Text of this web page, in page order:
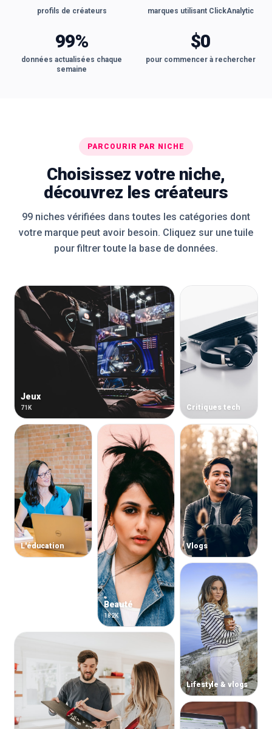
profils de créateurs marques utilisant ClickAnalytic
99%
données actualisées chaque
semaine
$0
pour commencer à rechercher
PARCOURIR PAR NICHE
Choisissez votre niche,
découvrez les créateurs
99 niches vérifiées dans toutes les catégories dont
votre marque peut avoir besoin. Cliquez sur une tuile
pour filtrer toute la base de données.
Jeux
71K Critiques tech
L'éducation
Beauté
182K
Vlogs
Lifestyle & vlogs